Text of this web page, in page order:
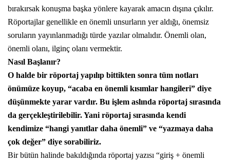
bırakırsak konuşma başka yönlere kayarak amacın dışına çıkılır.
Röportajlar genellikle en önemli unsurların yer aldığı, önemsiz
soruların yayınlanmadığı türde yazılar olmalıdır. Önemli olan,
önemli olanı, ilginç olanı vermektir.
Nasıl Başlanır?
O halde bir röportaj yapılıp bittikten sonra tüm notları
önümüze koyup, “acaba en önemli kısımlar hangileri” diye
düşünmekte yarar vardır. Bu işlem aslında röportaj sırasında
da gerçekleştirilebilir. Yani röportaj sırasında kendi
kendimize “hangi yanıtlar daha önemli” ve “yazmaya daha
çok değer” diye sorabiliriz.
Bir bütün halinde bakıldığında röportaj yazısı “giriş + önemli